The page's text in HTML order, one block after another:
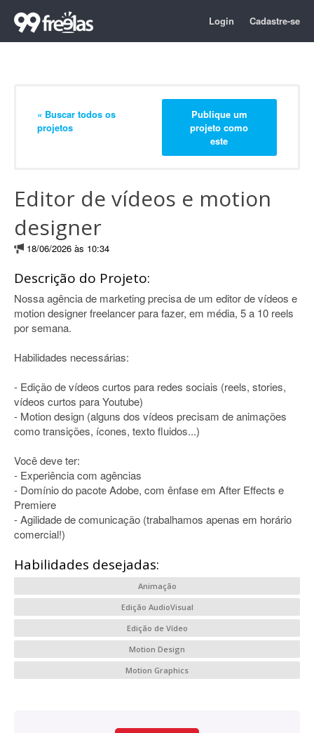
Login Cadastre-se
« Buscar todos os
projetos
Publique um
projeto como
este
Editor de vídeos e motion
designer
18/06/2026 às 10:34
Descrição do Projeto:
Nossa agência de marketing precisa de um editor de vídeos e
motion designer freelancer para fazer, em média, 5 a 10 reels
por semana.
Habilidades necessárias:
- Edição de vídeos curtos para redes sociais (reels, stories,
vídeos curtos para Youtube)
- Motion design (alguns dos vídeos precisam de animações
como transições, ícones, texto fluidos...)
Você deve ter:
- Experiência com agências
- Domínio do pacote Adobe, com ênfase em After Effects e
Premiere
- Agilidade de comunicação (trabalhamos apenas em horário
comercial!)
Habilidades desejadas:
Animação
Edição AudioVisual
Edição de Vídeo
Motion Design
Motion Graphics